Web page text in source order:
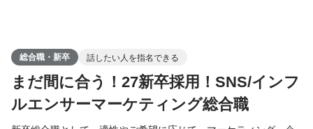
総合職・新卒 話したい人を指名できる
まだ間に合う！27新卒採用！SNS/インフ
ルエンサーマーケティング総合職